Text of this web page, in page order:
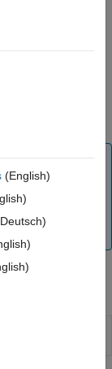
れている数値。
クラスをサポー
を使用している
テゴリのトピック
位の NOT イン
(English)